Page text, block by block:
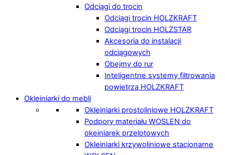
Odciągi do trocin
Odciągi trocin HOLZKRAFT
Odciągi trocin HOLZSTAR
Akcesoria do instalacji
odciągowych
Obejmy do rur
Inteligentne systemy filtrowania
powietrza HOLZKRAFT
Okleiniarki do mebli
Okleiniarki prostoliniowe HOLZKRAFT
Podpory materiału WOSLEN do
okeiniarek przelotowych
Okleiniarki krzywoliniowe stacjonarne